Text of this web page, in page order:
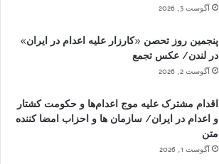
آگوست 3, 2026
پنجمین روز تحصن «کارزار علیه اعدام در ایران»
در لندن/ عکس تجمع
آگوست 2, 2026
اقدام مشترک علیه موج اعدام‌ها و حکومت کشتار
و اعدام در ایران/ سازمان ها و احزاب امضا کننده
متن
آگوست 1, 2026